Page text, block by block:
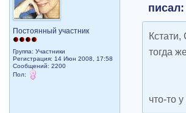
Постоянный участник
Группа: Участники
Регистрация: 14 Июн 2008, 17:58
Сообщений: 2200
Пол:
писал:
тогда
что-то